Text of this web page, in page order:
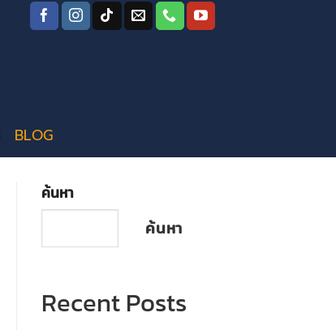
BLOG
ค้นหา
ค้นหา
Recent Posts